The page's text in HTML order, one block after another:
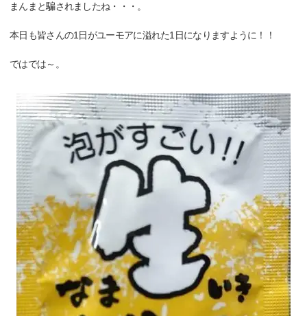
まんまと騙されましたね・・・。
本日も皆さんの1日がユーモアに溢れた1日になりますように！！
ではでは～。